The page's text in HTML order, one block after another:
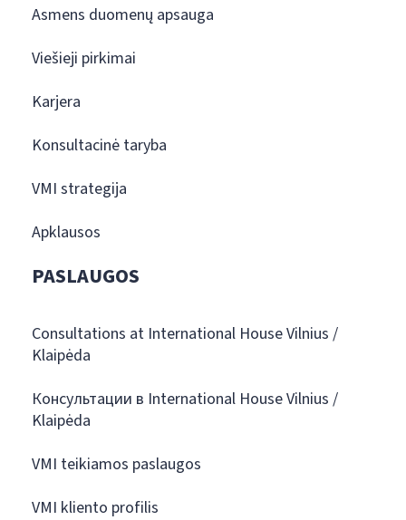
Asmens duomenų apsauga
Viešieji pirkimai
Karjera
Konsultacinė taryba
VMI strategija
Apklausos
PASLAUGOS
Consultations at International House Vilnius /
Klaipėda
Консультации в International House Vilnius /
Klaipėda
VMI teikiamos paslaugos
VMI kliento profilis